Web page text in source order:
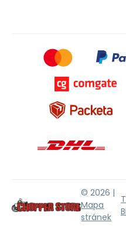
© 2026 |
Mapa
stránek